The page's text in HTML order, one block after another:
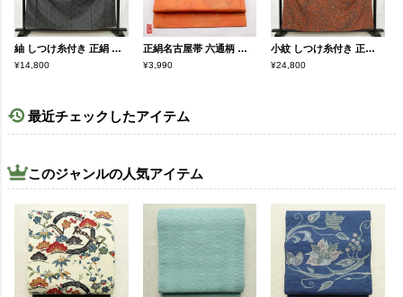
紬 しつけ糸付き 正絹 麻の葉柄 袷仕立て 身丈159cm 裄丈62.5cm リサイクル着物 着物 黒
¥14,800
正絹名古屋帯 六通柄 橙地に花柄
¥3,990
小紋 しつけ糸付き 正絹 花柄 袷仕立て 身丈157cm 裄丈64cm リサイクル着物 着物 橙
¥24,800
最近チェックしたアイテム
このジャンルの人気アイテム